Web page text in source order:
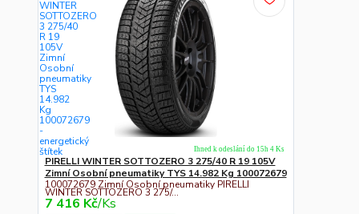
PIRELLI WINTER SOTTOZERO 3 275/40 R 19 105V
Zimní Osobní pneumatiky TYS 14.982 Kg 100072679
100072679 Zimní Osobní pneumatiky PIRELLI
WINTER SOTTOZERO 3 275/...
7 416 Kč/Ks
Ihned k odeslání do 15h 4 Ks